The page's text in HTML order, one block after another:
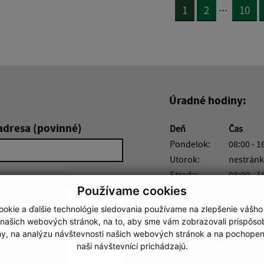
Používame cookies
a ďalšie technológie sledovania používame na zlepšenie
webových stránok, na to, aby sme vám zobrazovali
na analýzu návštevnosti našich webových stránok a na
naši návštevníci prichádzajú.
1 2 ... 10
(povinné)
Úradné hodiny:
Deň
Čas
Pondelok:
08:00 -
Utorok:
Streda:
08:00 -
Štvrtok:
Piatok:
08:00 -